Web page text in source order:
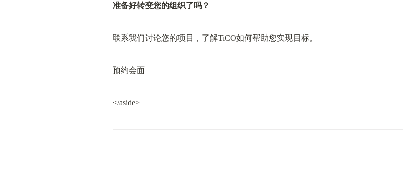
准备好转变您的组织了吗？
联系我们讨论您的项目，了解TiCO如何帮助您实现目标。
预约会面
</aside>